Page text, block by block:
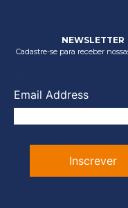
NEWSLETTER
Cadastre-se para receber
...
Email Address